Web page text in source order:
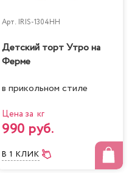
Арт. IRIS-1304HH
Детский торт Утро на
Ферме
в прикольном стиле
Цена за кг
990 руб.
В 1 КЛИК